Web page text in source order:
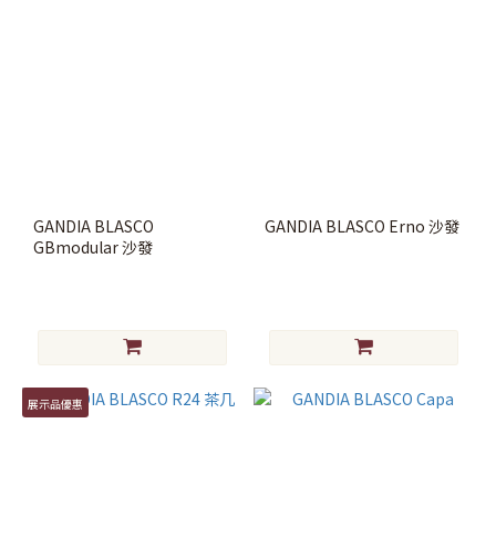
GANDIA BLASCO
GBmodular 沙發
GANDIA BLASCO Erno 沙發
展示品優惠